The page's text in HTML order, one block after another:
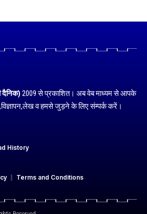
दैनिक) 2009 से प्रकाशित। अब वेब माध्यम से आपके
व हमसे जुड़ने के लिए संम्पर्क करें।
History
Terms and Conditions